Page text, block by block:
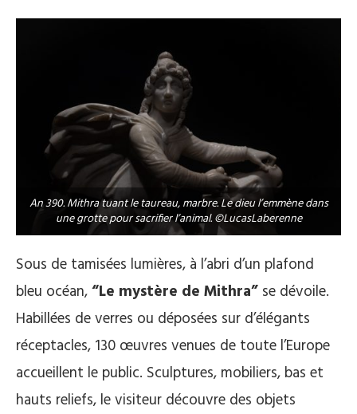
An 390. Mithra tuant le taureau, marbre. Le dieu l’emmène dans
une grotte pour sacrifier l’animal. ©LucasLaberenne
Sous de tamisées lumières, à l’abri d’un plafond
bleu océan,“Le mystère de Mithra” se dévoile.
Habillées de verres ou déposées sur d’élégants
réceptacles, 130 œuvres venues de toute l’Europe
accueillent le public. Sculptures, mobiliers, bas et
hauts reliefs, le visiteur découvre des objets